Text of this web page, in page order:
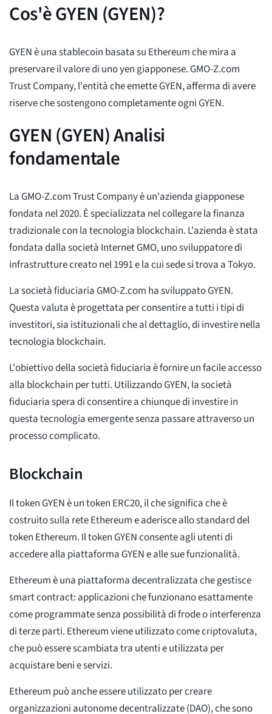
Cos'è GYEN (GYEN)?
GYEN è una stablecoin basata su Ethereum che mira a
preservare il valore di uno yen giapponese. GMO-Z.com
Trust Company, l'entità che emette GYEN, afferma di avere
riserve che sostengono completamente ogni GYEN.
GYEN (GYEN) Analisi
fondamentale
La GMO-Z.com Trust Company è un'azienda giapponese
fondata nel 2020. È specializzata nel collegare la finanza
tradizionale con la tecnologia blockchain. L'azienda è stata
fondata dalla società Internet GMO, uno sviluppatore di
infrastrutture creato nel 1991 e la cui sede si trova a Tokyo.
La società fiduciaria GMO-Z.com ha sviluppato GYEN.
Questa valuta è progettata per consentire a tutti i tipi di
investitori, sia istituzionali che al dettaglio, di investire nella
tecnologia blockchain.
L'obiettivo della società fiduciaria è fornire un facile accesso
alla blockchain per tutti. Utilizzando GYEN, la società
fiduciaria spera di consentire a chiunque di investire in
questa tecnologia emergente senza passare attraverso un
processo complicato.
Blockchain
Il token GYEN è un token ERC20, il che significa che è
costruito sulla rete Ethereum e aderisce allo standard del
token Ethereum. Il token GYEN consente agli utenti di
accedere alla piattaforma GYEN e alle sue funzionalità.
Ethereum è una piattaforma decentralizzata che gestisce
smart contract: applicazioni che funzionano esattamente
come programmate senza possibilità di frode o interferenza
di terze parti. Ethereum viene utilizzato come criptovaluta,
che può essere scambiata tra utenti e utilizzata per
acquistare beni e servizi.
Ethereum può anche essere utilizzato per creare
organizzazioni autonome decentralizzate (DAO), che sono